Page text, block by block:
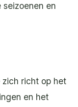
en
zich richt op het
en het